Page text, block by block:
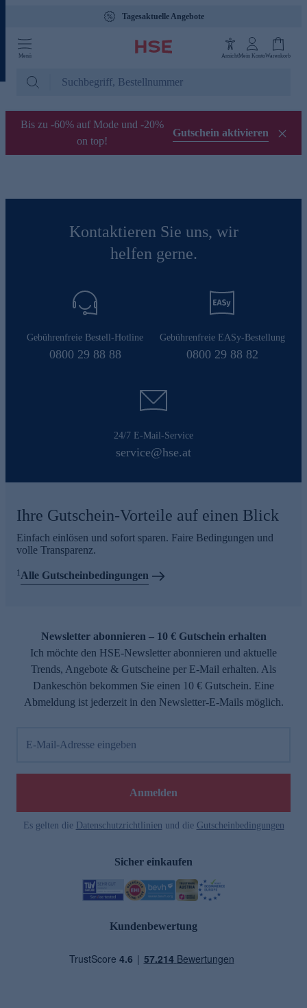
Tagesaktuelle Angebote
Menü AnsichtMein KontoWarenkorb
Bis zu -60% auf Mode und -20%
on top!
Gutschein aktivieren
Kontaktieren Sie uns, wir
helfen gerne.
Gebührenfreie Bestell-Hotline
0800 29 88 88
Gebührenfreie EASy-Bestellung
0800 29 88 82
24/7 E-Mail-Service
service@hse.at
Ihre Gutschein-Vorteile auf einen Blick
Einfach einlösen und sofort sparen. Faire Bedingungen und
volle Transparenz.
1Alle Gutscheinbedingungen
Newsletter abonnieren – 10 € Gutschein erhalten
Ich möchte den HSE-Newsletter abonnieren und aktuelle
Trends, Angebote & Gutscheine per E-Mail erhalten. Als
Dankeschön bekommen Sie einen 10 € Gutschein. Eine
Abmeldung ist jederzeit in den Newsletter-E-Mails möglich.
E-Mail-Adresse eingeben
Anmelden
Es gelten die Datenschutzrichtlinien und die Gutscheinbedingungen
Sicher einkaufen
Kundenbewertung